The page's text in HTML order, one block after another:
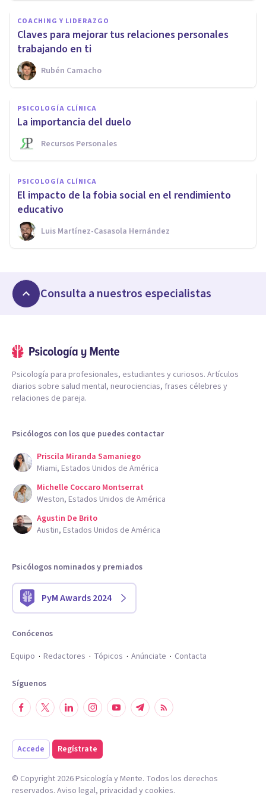
COACHING Y LIDERAZGO
Claves para mejorar tus relaciones personales
trabajando en ti
Rubén Camacho
PSICOLOGÍA CLÍNICA
La importancia del duelo
Recursos Personales
PSICOLOGÍA CLÍNICA
El impacto de la fobia social en el rendimiento
educativo
Luis Martínez-Casasola Hernández
Consulta a nuestros especialistas
Psicología para profesionales, estudiantes y curiosos. Artículos
diarios sobre salud mental, neurociencias, frases célebres y
relaciones de pareja.
Psicólogos con los que puedes contactar
Priscila Miranda Samaniego
Miami, Estados Unidos de América
Michelle Coccaro Montserrat
Weston, Estados Unidos de América
Agustin De Brito
Austin, Estados Unidos de América
Psicólogos nominados y premiados
PyM Awards 2024
Conócenos
Equipo
Redactores Tópicos Anúnciate Contacta
Síguenos
Accede Regístrate
© Copyright 2026Psicología y Mente. Todos los derechos
reservados. Aviso legal, privacidad y cookies.